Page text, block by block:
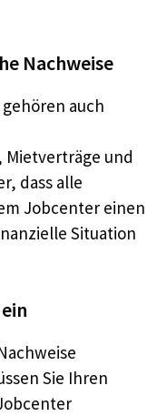
Nachweise
auch
Mietverträge und
dass alle
Jobcenter einen
Situation
Sie Ihren